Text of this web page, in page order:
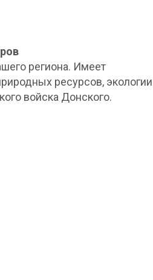
региона. Имеет
ресурсов, экологии
войска Донского.